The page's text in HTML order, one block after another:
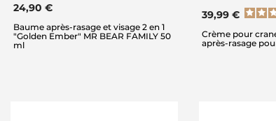
24,90 €
Baume après-rasage et visage 2 en 1
"Golden Ember" MR BEAR FAMILY 50
ml
39,99 €
Crème pour
après-rasage